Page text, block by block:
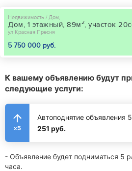
Недвижимость / Дом,
Дом, 1 этажный, 89м2, участок
ул Красная Пресня
5 750 000 руб.
К вашему объявлению будут
следующие услуги:
x5
Автоподнятие объявления
251 руб.
- Объявление будет подниматься 5
часа.